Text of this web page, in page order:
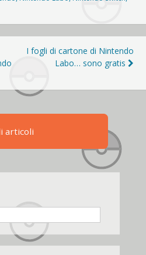
I fogli di cartone di Nintendo
Labo… sono gratis
articoli